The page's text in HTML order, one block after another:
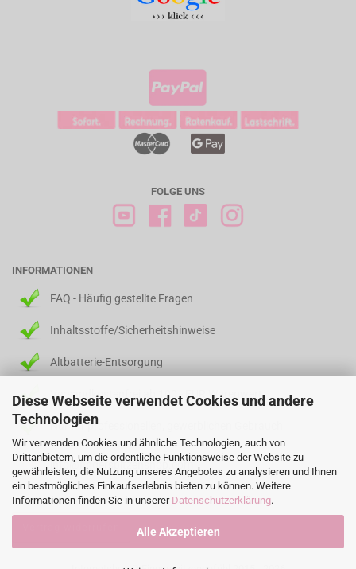
Diese Webseite verwendet Cookies und andere
Technologien
Wir verwenden Cookies und ähnliche Technologien, auch von
Drittanbietern, um die ordentliche Funktionsweise der Website zu
gewährleisten, die Nutzung unseres Angebotes zu analysieren und Ihnen
ein bestmögliches Einkaufserlebnis bieten zu können. Weitere
Informationen finden Sie in unserer Datenschutzerklärung.
Alle Akzeptieren
FOLGE UNS
INFORMATIONEN
FAQ - Häufig gestellte Fragen
Inhaltsstoffe/Sicherheitshinweise
Altbatterie-Entsorgung
Versandkostenfrei ab 100,- EUR Warenwert
Nur für professionellen, gewerblichen Gebrauch
info@fingerspitzenshop.com